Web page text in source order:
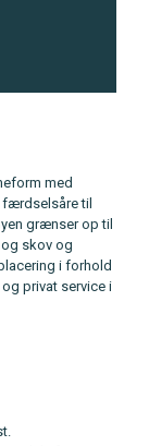
med
til
grænser op til
skov og
i forhold
privat service i